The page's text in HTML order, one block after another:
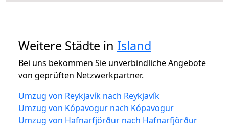
Weitere Städte in Island
Bei uns bekommen Sie unverbindliche Angebote
von geprüften Netzwerkpartner.
Umzug von Reykjavík nach Reykjavík
Umzug von Kópavogur nach Kópavogur
Umzug von Hafnarfjörður nach Hafnarfjörður